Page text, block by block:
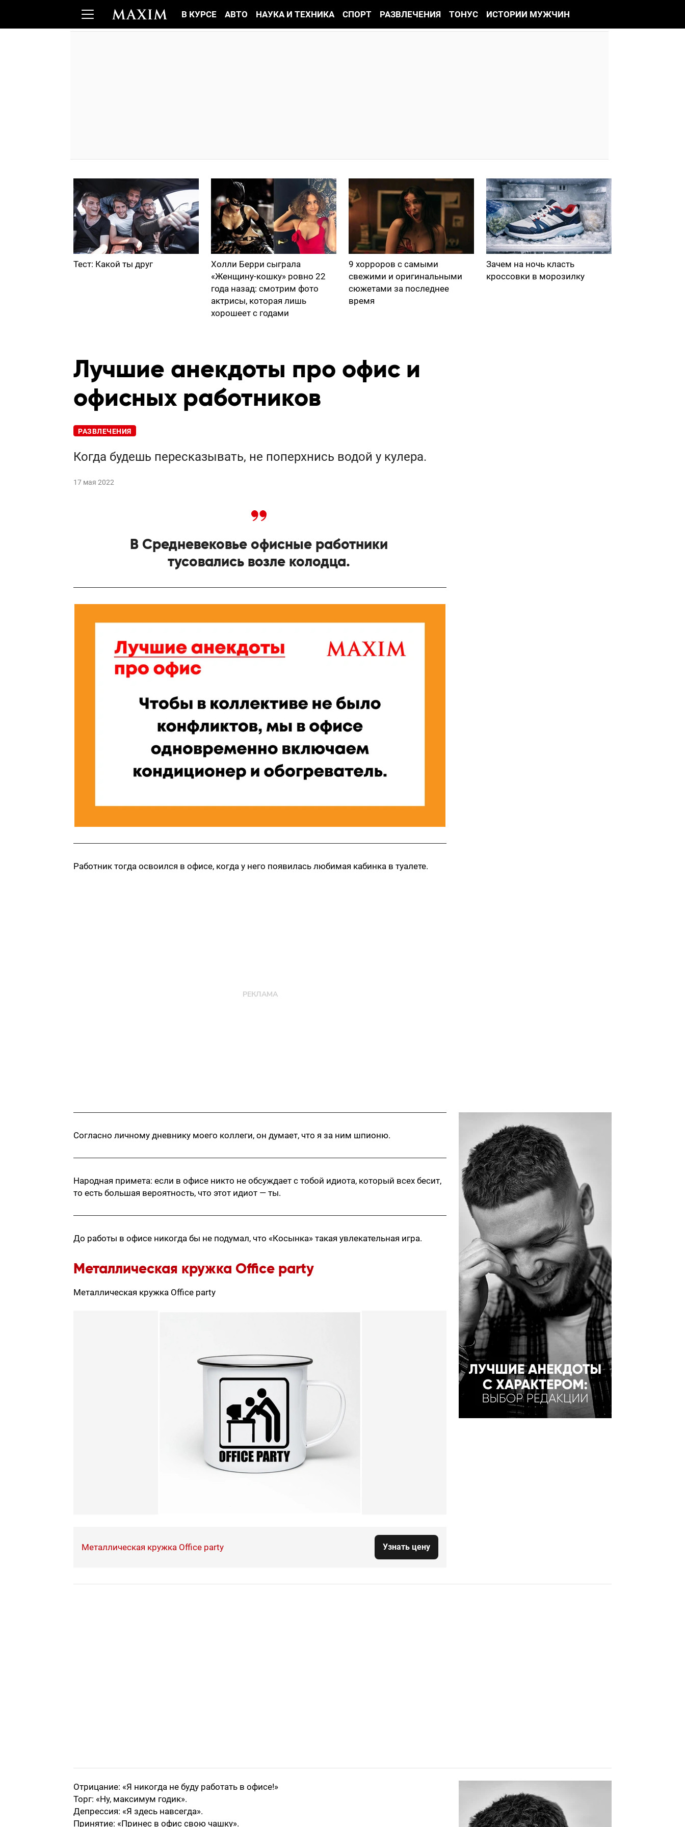
В КУРСЕ АВТО НАУКА И ТЕХНИКА СПОРТ РАЗВЛЕЧЕНИЯ ТОНУС ИСТОРИИ МУЖЧИН
Тест: Какой ты друг
Холли Берри сыграла
«Женщину-кошку» ровно 22
года назад: смотрим фото
актрисы, которая лишь
хорошеет с годами
9 хорроров с самыми
свежими и оригинальными
сюжетами за последнее
время
Зачем на ночь класть
кроссовки в морозилку
Лучшие анекдоты про офис и
офисных работников
РАЗВЛЕЧЕНИЯ
Когда будешь пересказывать, не поперхнись водой у кулера.
17 мая 2022
В Средневековье офисные работники
тусовались возле колодца.
Работник тогда освоился в офисе, когда у него появилась любимая кабинка в туалете.
Согласно личному дневнику моего коллеги, он думает, что я за ним шпионю.
Народная примета: если в офисе никто не обсуждает с тобой идиота, который всех бесит,
то есть большая вероятность, что этот идиот — ты.
До работы в офисе никогда бы не подумал, что «Косынка» такая увлекательная игра.
Металлическая кружка Office party
Металлическая кружка Office party
Металлическая кружка Office party Узнать цену
Отрицание: «Я никогда не буду работать в офисе!»
Торг: «Ну, максимум годик».
Депрессия: «Я здесь навсегда».
Принятие: «Принес в офис свою чашку».